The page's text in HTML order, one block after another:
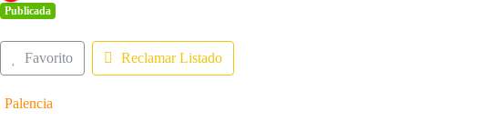
Publicada
Favorito Reclamar Listado
Palencia